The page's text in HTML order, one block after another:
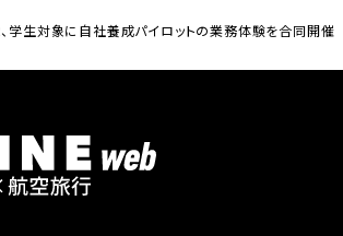
学生対象に自社養成パイロットの業務体験を合同開催